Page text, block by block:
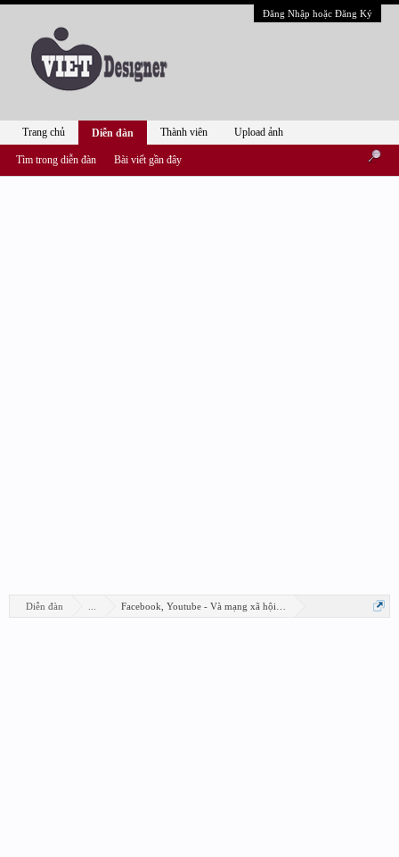
Đăng Nhập hoặc Đăng Ký
Diễn đàn Facebook, Youtube - Và mạng xã hội khác
Trang chủ Diễn đàn
Tìm trong diễn đàn Bài viết gần đây
Thành viên Upload ảnh